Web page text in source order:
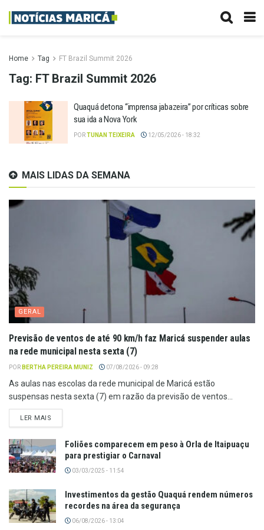
Home Tag FT Brazil Summit 2026
Tag: FT Brazil Summit 2026
Quaquá detona “imprensa jabazeira” por críticas sobre
sua ida a Nova York
PORTUNAN TEIXEIRA 12/05/2026 - 18:32
MAIS LIDAS DA SEMANA
GERAL
Previsão de ventos de até 90 km/h faz Maricá suspender aulas
na rede municipal nesta sexta (7)
POR BERTHA PEREIRA MUNIZ 07/08/2026 - 09:28
As aulas nas escolas da rede municipal de Maricá estão
suspensas nesta sexta (7) em razão da previsão de ventos...
LER MAIS
Foliões comparecem em peso à Orla de Itaipuaçu
para prestigiar o Carnaval
03/03/2025 - 11:54
Investimentos da gestão Quaquá rendem números
recordes na área da segurança
06/08/2026 - 13:04